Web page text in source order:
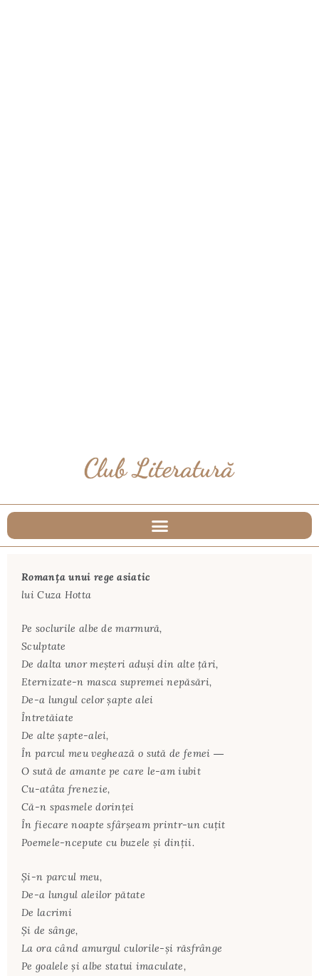
Romanța unui rege asiatic
lui Cuza Hotta
Pe soclurile albe de marmură,
Sculptate
De dalta unor meșteri aduși din alte țări,
Eternizate-n masca supremei nepăsări,
De-a lungul celor șapte alei
Întretăiate
De alte șapte-alei,
În parcul meu veghează o sută de femei ―
O sută de amante pe care le-am iubit
Cu-atâta frenezie,
Că-n spasmele dorinței
În fiecare noapte sfârșeam printr-un cuțit
Poemele-ncepute cu buzele și dinții.
Și-n parcul meu,
De-a lungul aleilor pătate
De lacrimi
Și de sânge,
La ora când amurgul culorile-și răsfrânge
Pe goalele și albe statui imaculate,